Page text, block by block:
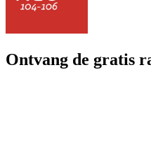
Ontvang de gratis